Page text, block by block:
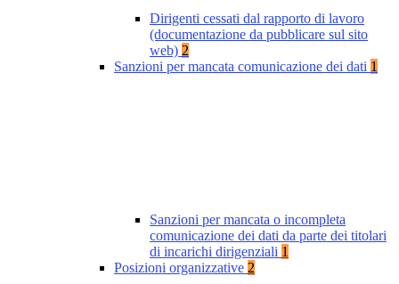
Dirigenti cessati dal rapporto di lavoro
(documentazione da pubblicare sul sito
web) 2
Sanzioni per mancata comunicazione dei dati 1
Sanzioni per mancata o incompleta
comunicazione dei dati da parte dei titolari
di incarichi dirigenziali 1
Posizioni organizzative 2